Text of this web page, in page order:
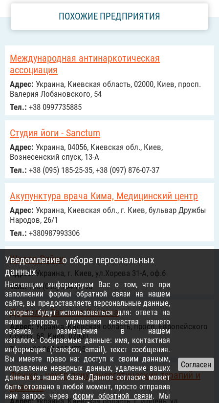
ПОХОЖИЕ ПРЕДПРИЯТИЯ
Международная антинаркотическая
ассоциация
Адрес: Украина, Киевская область, 02000, Киев, просп.
Валерия Лобановского, 54
Тел.: +38 0997735885
Студия йоги - Sanctum
Адрес: Украина, 04056, Киевская обл., Киев,
Вознесенcкий спуск, 13-А
Тел.: +38 (095) 185-25-35, +38 (097) 876-07-37
Акупунктура врача Кима, Медицинский центр
Адрес: Украина, Киевская обл., г. Киев, бульвар Дружбы
Народов, 26/1
Тел.: +380987993306
Школа Рейки
Адрес:Украина, г. Киев, ул.Хорева 31-А, оф.6
Тел.:+38 (098) 154 70 96
Диетолог Татьяна Кихтева
Адрес:Украина, Киевская область, просп. Европейского
Союза, 68, Киев, 02000
Тел.:+38 067 185 4705
Фенікс - центр психоэнергетических терапий и
практик
Адрес:Украинa, Киевская область, г. Ирпень, ул.
Уведомление о сборе персональных
данных
Настоящим информируем Вас о том, что при
заполнении формы обратной связи на нашем
сайте, вы предоставляете персональные данные,
которые будут использоваться для: ответа на
ваши запросы, улучшения качества нашего
сервиса, размещения в нашем
каталоге. Собираемые данные: имя, контактная
информация (телефон, email), текст сообщения.
Вы имеете право на: доступ к своим данным,
исправление неверных данных, удаление ваших
данных из нашей базы. Данное согласие может
быть отозвано в любой момент, просто отправив
нам запрос черезформу обратной связи. Мы